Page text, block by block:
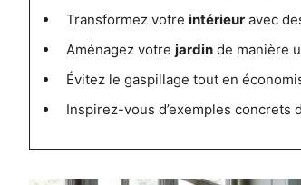
Transformez votre intérieuravec
Aménagez votre jardinde manière
Évitez le gaspillage tout en
Inspirez-vous d’exemples concrets